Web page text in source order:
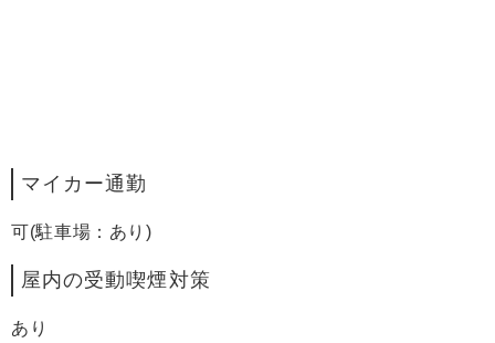
マイカー通勤
可(駐車場：あり)
屋内の受動喫煙対策
あり